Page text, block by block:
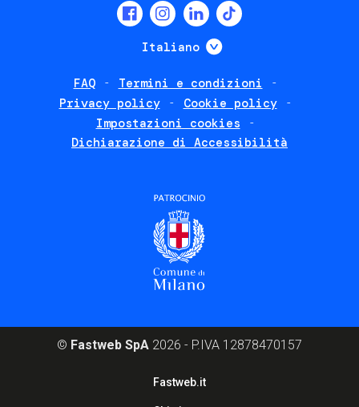
Italiano Mostra ulteriori
FAQ
Termini e condizioni
Privacy policy
Cookie policy
Impostazioni cookies
Dichiarazione di Accessibilità
© Fastweb SpA 2026 - P.IVA 12878470157
Fastweb.it